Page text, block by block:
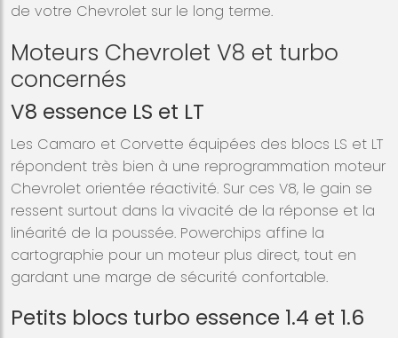
de votre Chevrolet sur le long terme.
Moteurs Chevrolet V8 et turbo
concernés
V8 essence LS et LT
Les Camaro et Corvette équipées des blocs LS et LT
répondent très bien à une reprogrammation moteur
Chevrolet orientée réactivité. Sur ces V8, le gain se
ressent surtout dans la vivacité de la réponse et la
linéarité de la poussée. Powerchips affine la
cartographie pour un moteur plus direct, tout en
gardant une marge de sécurité confortable.
Petits blocs turbo essence 1.4 et 1.6